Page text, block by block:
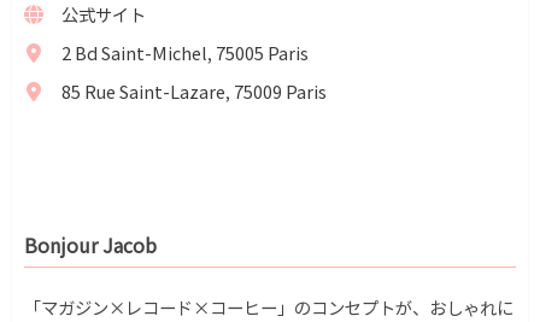
公式サイト
2 Bd Saint-Michel, 75005 Paris
85 Rue Saint-Lazare, 75009 Paris
Bonjour Jacob
「マガジン×レコード×コーヒー」のコンセプトが、おしゃれに